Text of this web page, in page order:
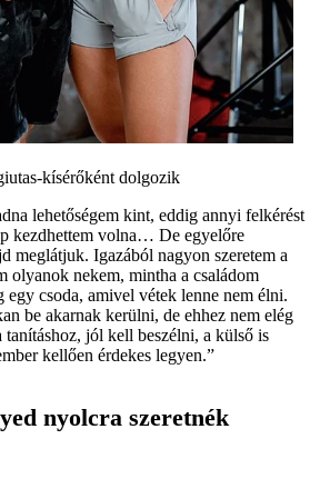
kísérőként dolgozik
lehetőségem kint, eddig annyi felkérést
kezdhettem volna… De egyelőre
meglátjuk. Igazából nagyon szeretem a
olyanok nekem, mintha a családom
csoda, amivel vétek lenne nem élni.
be akarnak kerülni, de ehhez nem elég
jól kell beszélni, a külső is
kellően érdekes legyen.”
nyolcra szeretnék